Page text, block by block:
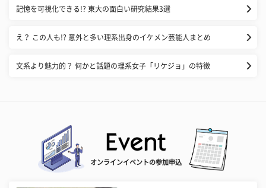
記憶を可視化できる!? 東大の面白い研究結果3選
え？ この人も!? 意外と多い理系出身のイケメン芸能人まとめ
文系より魅力的？ 何かと話題の理系女子「リケジョ」の特徴
オンラインイベントの参加申込